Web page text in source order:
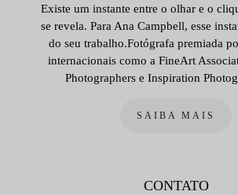
Existe um instante entre o olhar e o
se revela. Para Ana Campbell, esse
do seu trabalho.Fotógrafa premiada
internacionais como a FineArt
Photographers e Inspiration
SAIBA MAIS
CONTATO